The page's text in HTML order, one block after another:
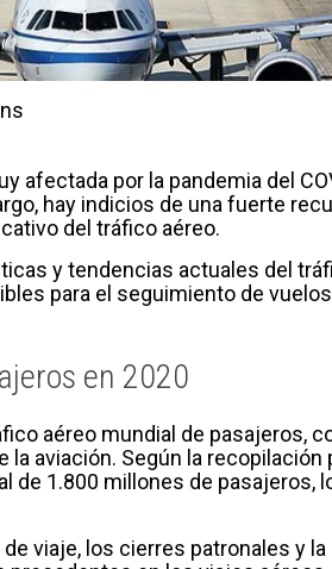
afectada por la pandemia del
hay indicios de una fuerte
del tráfico aéreo.
y tendencias actuales del
para el seguimiento de
en 2020
aéreo mundial de pasajeros,
aviación. Según la recopilación
de 1.800 millones de
viaje, los cierres patronales y